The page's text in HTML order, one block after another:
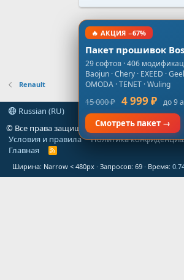
Renault
Russian (RU)
© Все права защищеныgt-forum.info
Условия и правила
Политика
Главная
R
S
Ширина Запросов 69 Время
🔥 АКЦИЯ −67%
Пакет прошивок
29 софтов · 406
Baojun · Chery · EXEED ·
OMODA · TENET · Wuling
15 000 ₽ 4 999 ₽ до 9
Смотреть пакет →